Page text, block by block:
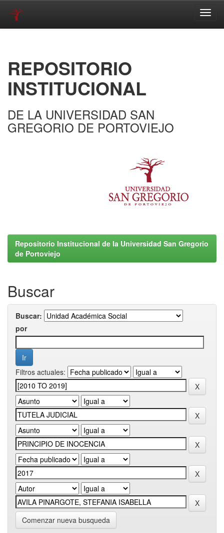
REPOSITORIO
INSTITUCIONAL
DE LA UNIVERSIDAD SAN
GREGORIO DE PORTOVIEJO
Repositorio Institucional de la Universidad San Gregorio
de Portoviejo
Buscar
Buscar:
por
Filtros actuales:
Comenzar nueva busqueda